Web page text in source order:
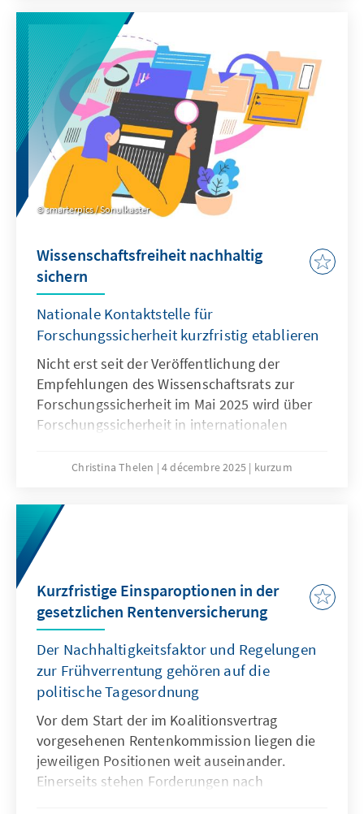
Militärseelsorge der Bundeswehr und
begleiten Soldatinnen und Soldaten bei
Auslandseinsätzen.
smarterpics / Sonulkaster
Wissenschaftsfreiheit nachhaltig
sichern
Nationale Kontaktstelle für
Forschungssicherheit kurzfristig etablieren
Nicht erst seit der Veröffentlichung der
Empfehlungen des Wissenschaftsrats zur
Forschungssicherheit im Mai 2025 wird über
Forschungssicherheit in internationalen
diese noch bis vor wenigen Jahren im
Internationalität in der Forschung als
Wissenstreiber und Goldstandard – rücken
spätestens seit dem Überfall Russlands auf
Kooperationen immer mehr in den Fokus.
Christina Thelen 4 décembre 2025 kurzum
Kurzfristige Einsparoptionen in der
gesetzlichen Rentenversicherung
Der Nachhaltigkeitsfaktor und Regelungen
zur Frühverrentung gehören auf die
politische Tagesordnung
Vor dem Start der im Koalitionsvertrag
vorgesehenen Rentenkommission liegen die
jeweiligen Positionen weit auseinander.
Einerseits stehen Forderungen nach